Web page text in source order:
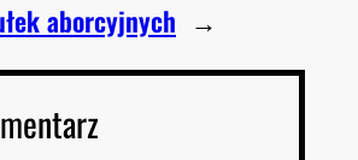
aborcyjnych →